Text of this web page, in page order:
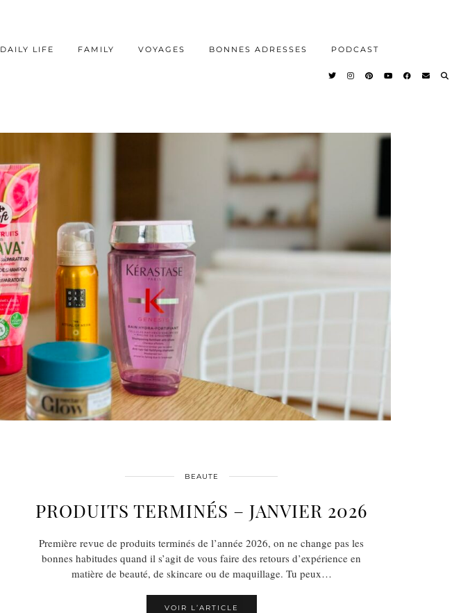
DAILY LIFE FAMILY VOYAGES BONNES ADRESSES PODCAST
BEAUTE
PRODUITS TERMINÉS – JANVIER 2026
Première revue de produits terminés de l’année 2026, on ne change pas les
bonnes habitudes quand il s’agit de vous faire des retours d’expérience en
matière de beauté, de skincare ou de maquillage. Tu peux…
VOIR L’ARTICLE